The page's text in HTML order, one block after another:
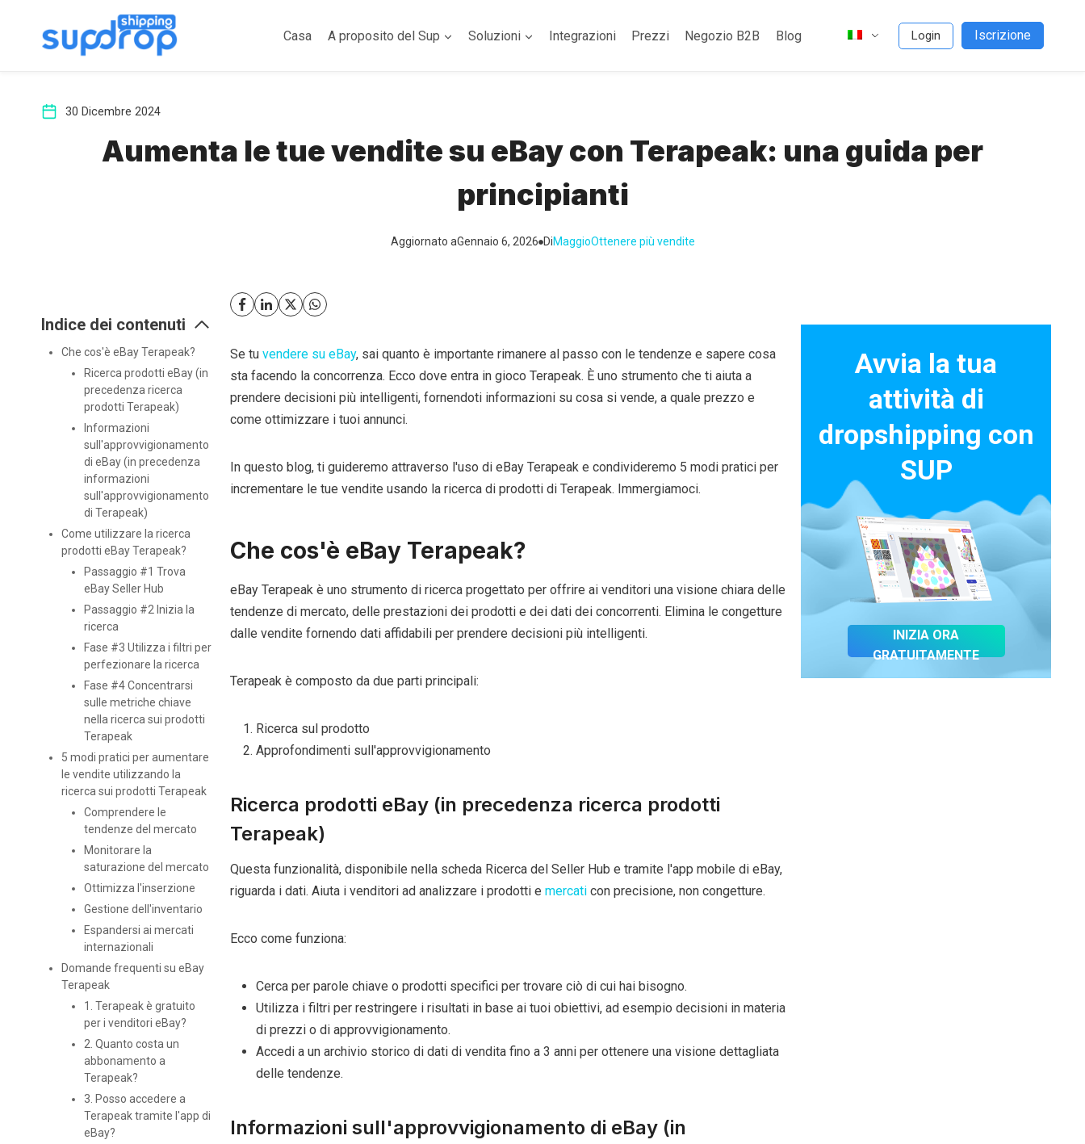
contenuto
Casa A proposito del Sup Soluzioni Integrazioni Prezzi Negozio B2B Blog Login Iscrizione
30 Dicembre 2024
Aumenta le tue vendite su eBay con Terapeak: una guida per
principianti
Aggiornato aGennaio 6, 2026 DiMaggioOttenere più vendite
Indice dei contenuti
Che cos'è eBay Terapeak?
Ricerca prodotti eBay (in
precedenza ricerca
prodotti Terapeak)
Informazioni
sull'approvvigionamento
di eBay (in precedenza
informazioni
sull'approvvigionamento
di Terapeak)
Come utilizzare la ricerca
prodotti eBay Terapeak?
Passaggio #1 Trova
eBay Seller Hub
Passaggio #2 Inizia la
ricerca
Fase #3 Utilizza i filtri per
perfezionare la ricerca
Fase #4 Concentrarsi
sulle metriche chiave
nella ricerca sui prodotti
Terapeak
5 modi pratici per aumentare
le vendite utilizzando la
ricerca sui prodotti Terapeak
Comprendere le
tendenze del mercato
Monitorare la
saturazione del mercato
Ottimizza l'inserzione
Gestione dell'inventario
Espandersi ai mercati
internazionali
Domande frequenti su eBay
Terapeak
1. Terapeak è gratuito
per i venditori eBay?
2. Quanto costa un
abbonamento a
Terapeak?
3. Posso accedere a
Terapeak tramite l'app di
eBay?
Se tu vendere su eBay, sai quanto è importante rimanere al passo con le tendenze e sapere cosa
sta facendo la concorrenza. Ecco dove entra in gioco Terapeak. È uno strumento che ti aiuta a
prendere decisioni più intelligenti, fornendoti informazioni su cosa si vende, a quale prezzo e
come ottimizzare i tuoi annunci.
In questo blog, ti guideremo attraverso l'uso di eBay Terapeak e condivideremo 5 modi pratici per
incrementare le tue vendite usando la ricerca di prodotti di Terapeak. Immergiamoci.
Che cos'è eBay Terapeak?
eBay Terapeak è uno strumento di ricerca progettato per offrire ai venditori una visione chiara delle
tendenze di mercato, delle prestazioni dei prodotti e dei dati dei concorrenti. Elimina le congetture
dalle vendite fornendo dati affidabili per prendere decisioni più intelligenti.
Terapeak è composto da due parti principali:
Ricerca sul prodotto
Approfondimenti sull'approvvigionamento
Ricerca prodotti eBay (in precedenza ricerca prodotti
Terapeak)
Questa funzionalità, disponibile nella scheda Ricerca del Seller Hub e tramite l'app mobile di eBay,
riguarda i dati. Aiuta i venditori ad analizzare i prodotti e mercaticon precisione, non congetture.
Ecco come funziona:
Cerca per parole chiave o prodotti specifici per trovare ciò di cui hai bisogno.
Utilizza i filtri per restringere i risultati in base ai tuoi obiettivi, ad esempio decisioni in materia
di prezzi o di approvvigionamento.
Accedi a un archivio storico di dati di vendita fino a 3 anni per ottenere una visione dettagliata
delle tendenze.
Informazioni sull'approvvigionamento di eBay (in
Avvia la tua
attività di
dropshipping con
SUP
INIZIA ORA
GRATUITAMENTE